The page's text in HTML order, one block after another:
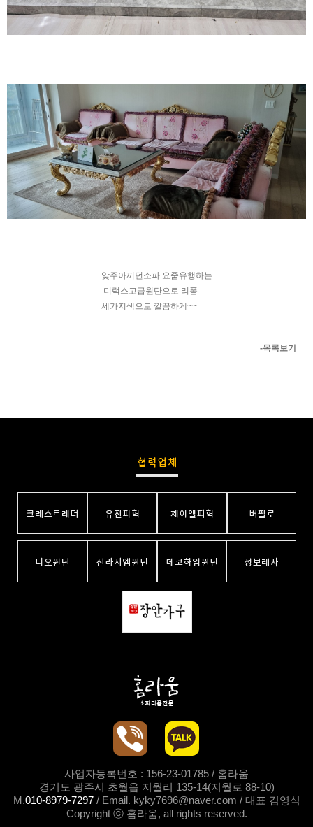
앚주아끼던소파 요줌유행하는
디럭스고급원단으로 리폼
세가지색으로 깔끔하게~~
-목록보기
사업자등록번호 : 156-23-01785 / 홈라움
경기도 광주시 초월읍 지월리 135-14(지월로 88-10)
M.010-8979-7297/ Email. kyky7696@naver.com / 대표 김영식
Copyright ⓒ 홈라움, all rights reserved.